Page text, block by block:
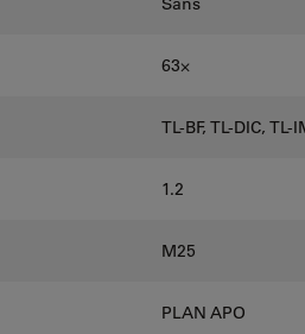
63⨉
TL-BF, TL-DIC, TL-
1.2
M25
PLAN APO